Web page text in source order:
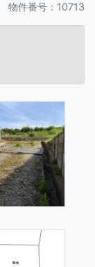
物件番号：10713